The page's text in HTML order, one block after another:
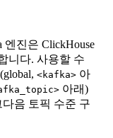
엔진은 ClickHouse
니다. 사용할 수
<kafka> 아
아래)
음 토픽 수준 구